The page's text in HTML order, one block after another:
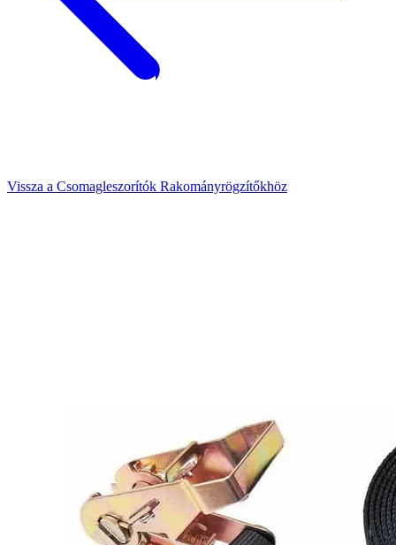
Vissza a Csomagleszorítók Rakományrögzítőkhöz